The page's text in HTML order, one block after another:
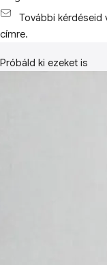
További kérdéseid
címre.
Próbáld ki ezeket is